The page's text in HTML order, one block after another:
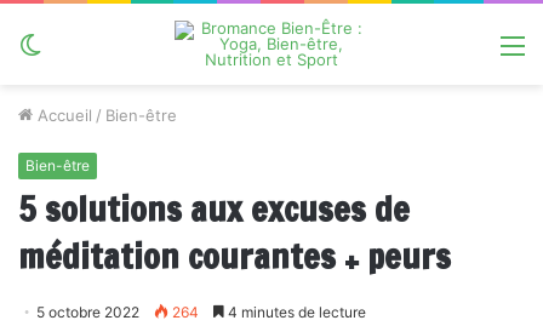
Accueil / Bien-être
Bien-être
5 solutions aux excuses de
méditation courantes + peurs
5 octobre 2022 264 4 minutes de lecture